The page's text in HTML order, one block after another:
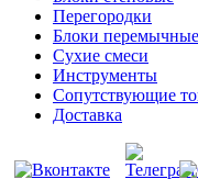
Перегородки
Блоки
Сухие смеси
Инструменты
Сопутствующие
Доставка